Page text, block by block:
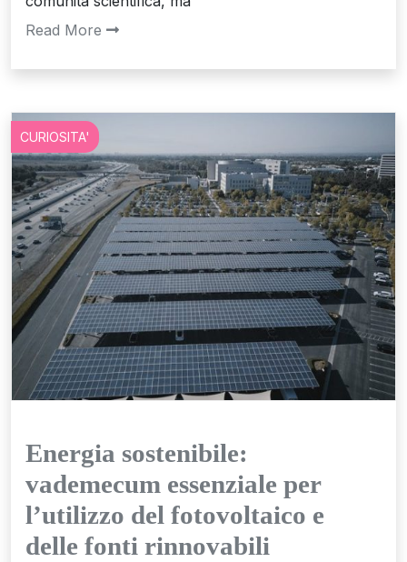
Read More
CURIOSITA'
Energia sostenibile:
vademecum essenziale per
l’utilizzo del fotovoltaico e
delle fonti rinnovabili